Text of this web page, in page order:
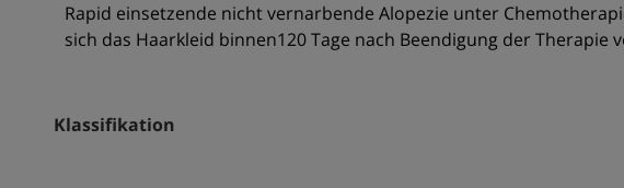
Rapid einsetzende nicht vernarbende Alopezie unter
sich das Haarkleid binnen120 Tage nach Beendigung der Therapie
Klassifikation